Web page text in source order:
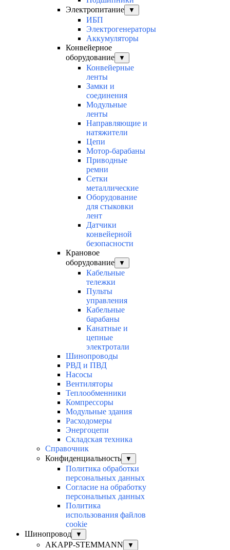
Электропитание
▼
ИБП
Электрогенераторы
Аккумуляторы
Конвейерное
оборудование
▼
Конвейерные
ленты
Замки и
соединения
Модульные
ленты
Направляющие и
натяжители
Цепи
Мотор-барабаны
Приводные
ремни
Сетки
металлические
Оборудование
для стыковки
лент
Датчики
конвейерной
безопасности
Крановое
оборудование
▼
Кабельные
тележки
Пульты
управления
Кабельные
барабаны
Канатные и
цепные
электротали
Шинопроводы
РВД и ПВД
Насосы
Вентиляторы
Теплообменники
Компрессоры
Модульные здания
Расходомеры
Энергоцепи
Складская техника
Справочник
Конфиденциальность
▼
Политика обработки
персональных данных
Согласие на обработку
персональных данных
Политика
использования файлов
cookie
Шинопровод
▼
AKAPP-STEMMANN ▼